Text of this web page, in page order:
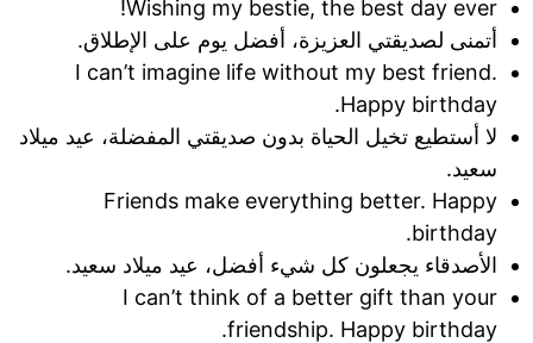
Wishing my bestie, the best day ever!
أتمنى لصديقتي العزيزة، أفضل يوم على الإطلاق.
I can’t imagine life without my best friend.
Happy birthday.
لا أستطيع تخيل الحياة بدون صديقتي المفضلة، عيد ميلاد
سعيد.
Friends make everything better. Happy
birthday.
الأصدقاء يجعلون كل شيء أفضل، عيد ميلاد سعيد.
I can’t think of a better gift than your
friendship. Happy birthday.